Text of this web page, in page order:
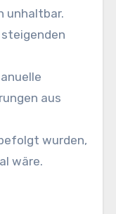
unhaltbar.
aus
wurden,
wäre.